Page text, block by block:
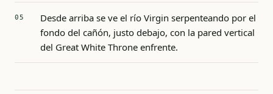
Desde arriba se ve el río Virgin serpenteando por el
fondo del cañón, justo debajo, con la pared vertical
del Great White Throne enfrente.